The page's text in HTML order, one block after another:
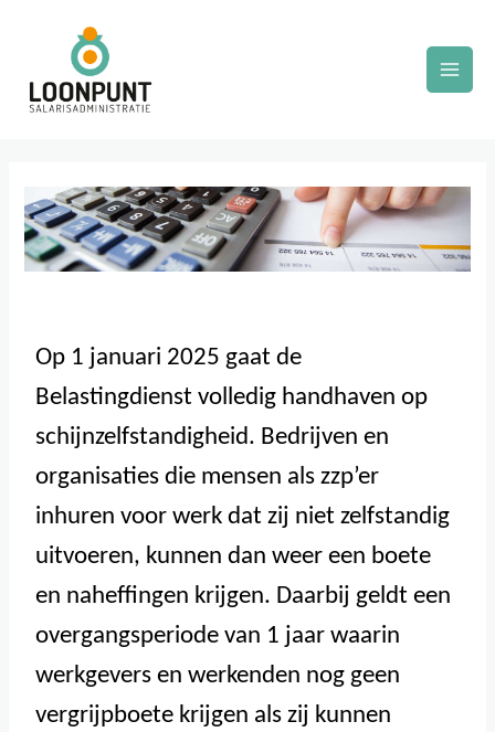
inhoud
Op 1 januari 2025 gaat de
Belastingdienst volledig handhaven op
schijnzelfstandigheid. Bedrijven en
organisaties die mensen als zzp’er
inhuren voor werk dat zij niet zelfstandig
uitvoeren, kunnen dan weer een boete
en naheffingen krijgen. Daarbij geldt een
overgangsperiode van 1 jaar waarin
werkgevers en werkenden nog geen
vergrijpboete krijgen als zij kunnen